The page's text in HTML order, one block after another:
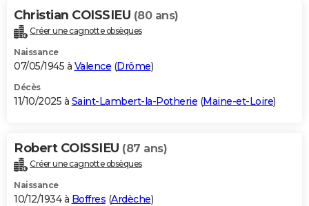
Alimentation
Guide de la santé
Maladies
Médicaments
Sommeil
VOYAGE
Destinations
City break
Voyage nature
Voyage de noces
Forum
Climat
+PHOTO
GUIDES D'ACHAT
BONS PLANS
Carte de Noël
Carte Bonne année
Carte Saint-Valentin
Carte Pâques
Carte d'anniversaire
DICTIONNAIRE
Dictionnaire
Biographies
Citations
Expressions
Proverbes
PROGRAMME TV
Christian COISSIEU (80 ans)
Créer une cagnotte obsèques
Naissance
07/05/1945 à Valence (Drôme)
Décès
11/10/2025 à Saint-Lambert-la-Potherie (Maine-et-Loire)
Robert COISSIEU (87 ans)
Créer une cagnotte obsèques
Naissance
10/12/1934 à Boffres (Ardèche)